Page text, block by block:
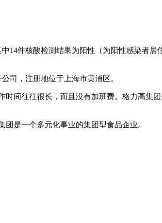
14件核酸检测结果为阳性（为阳性感染者居
司，注册地位于上海市黄浦区。
间往往很长，而且没有加班费。格力高集
是一个多元化事业的集团型食品企业。